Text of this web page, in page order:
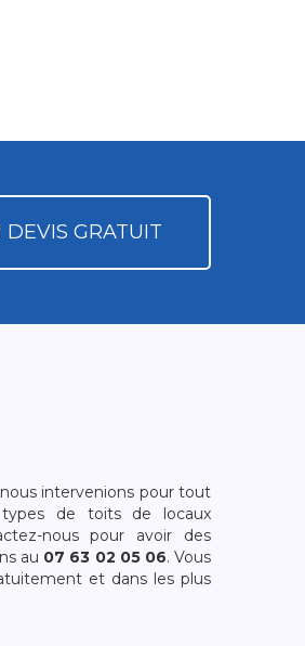
GRATUIT
intervenions pour tout
de toits de locaux
nous pour avoir des
au 07 63 02 05 06. Vous
et dans les plus